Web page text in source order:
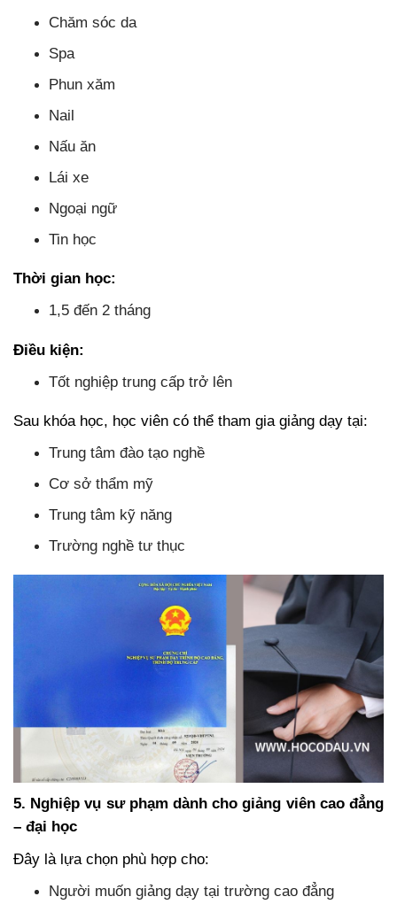
Chăm sóc da
Spa
Phun xăm
Nail
Nấu ăn
Lái xe
Ngoại ngữ
Tin học
Thời gian học:
1,5 đến 2 tháng
Điều kiện:
Tốt nghiệp trung cấp trở lên
Sau khóa học, học viên có thể tham gia giảng dạy tại:
Trung tâm đào tạo nghề
Cơ sở thẩm mỹ
Trung tâm kỹ năng
Trường nghề tư thục
5. Nghiệp vụ sư phạm dành cho giảng viên cao đẳng
– đại học
Đây là lựa chọn phù hợp cho:
Người muốn giảng dạy tại trường cao đẳng